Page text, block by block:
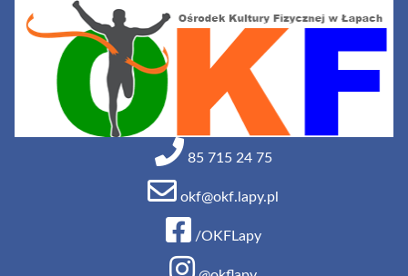
85 715 24 75
okf@okf.lapy.pl
/OKFLapy